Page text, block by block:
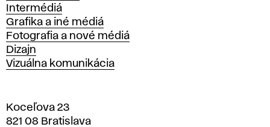
Intermédiá
Grafika a iné médiá
Fotografia a nové médiá
Dizajn
Vizuálna komunikácia
Koceľova 23
821 08 Bratislava